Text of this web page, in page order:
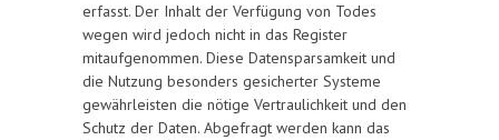
erfasst. Der Inhalt der Verfügung von Todes
wegen wird jedoch nicht in das Register
mitaufgenommen. Diese Datensparsamkeit und
die Nutzung besonders gesicherter Systeme
gewährleisten die nötige Vertraulichkeit und den
Schutz der Daten. Abgefragt werden kann das